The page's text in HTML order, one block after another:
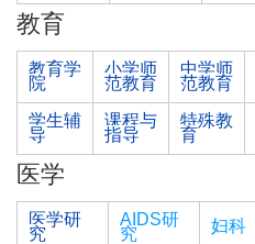
教育
教育学
院
小学师
范教育
中学师
范教育
学生辅
导
课程与
指导
特殊教
育
医学
医学研
究
AIDS研
究 妇科